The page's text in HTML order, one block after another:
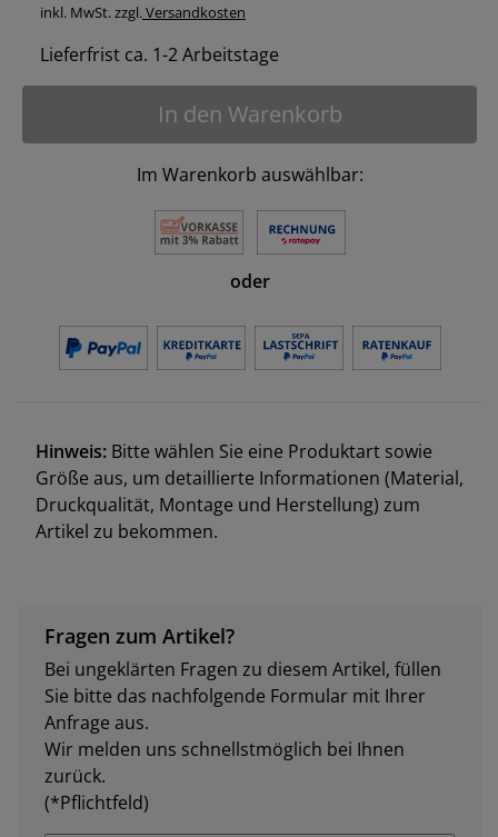
inkl. MwSt. zzgl.Versandkosten
Lieferfrist ca. 1-2 Arbeitstage
In den Warenkorb
Im Warenkorb auswählbar:
oder
Hinweis: Bitte wählen Sie eine Produktart sowie
Größe aus, um detaillierte Informationen (Material,
Druckqualität, Montage und Herstellung) zum
Artikel zu bekommen.
Fragen zum Artikel?
Bei ungeklärten Fragen zu diesem Artikel, füllen
Sie bitte das nachfolgende Formular mit Ihrer
Anfrage aus.
Wir melden uns schnellstmöglich bei Ihnen
zurück.
(*Pflichtfeld)